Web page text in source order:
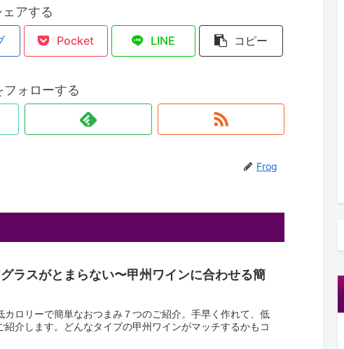
ェアする
Pocket LINE コピー
ォローする
Frog
ラスがとまらない〜甲州ワインに合わせる簡
カロリーで簡単なおつまみ７つのご紹介。手早く作れて、低
紹介します。どんなタイプの甲州ワインがマッチするかもコ